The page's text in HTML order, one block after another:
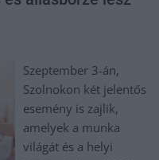
Szeptember 3-án,
Szolnokon két jelentős
esemény is zajlik,
amelyek a munka
világát és a helyi